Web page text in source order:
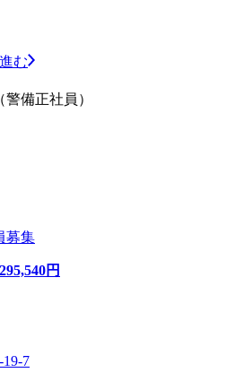
む
備正社員）
募集
295,540円
7